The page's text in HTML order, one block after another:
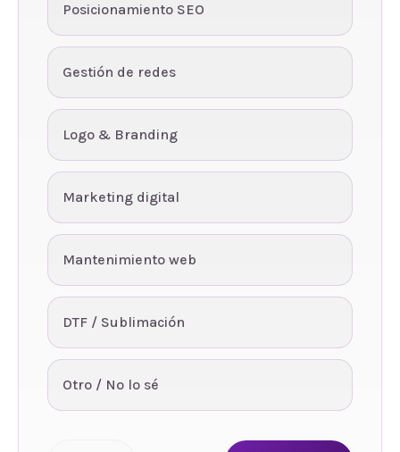
Posicionamiento SEO
Gestión de redes
Logo & Branding
Marketing digital
Mantenimiento web
DTF / Sublimación
Otro / No lo sé